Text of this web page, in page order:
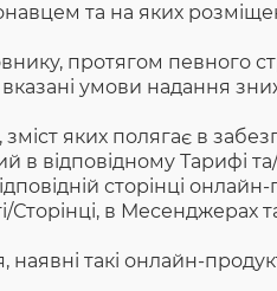
та на яких
протягом певного
умови надання
яких полягає в
в відповідному Тарифі
сторінці онлайн-
Сторінці, в
такі онлайн-